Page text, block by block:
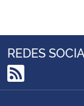
REDES
RSS